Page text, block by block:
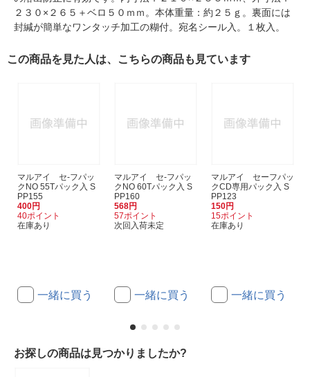
２３０×２６５＋ベロ５０ｍｍ。本体重量：約２５ｇ。裏面には
封緘が簡単なワンタッチ加工の糊付。宛名シール入。１枚入。
この商品を見た人は、こちらの商品も見ています
マルアイ セ-フパッ
クNO 55Tパック入 S
PP155
400円
40ポイント
在庫あり
一緒に買う
マルアイ セ-フパッ
クNO 60Tパック入 S
PP160
568円
57ポイント
次回入荷未定
一緒に買う
マルアイ セーフパッ
クCD専用パック入 S
PP123
150円
15ポイント
在庫あり
一緒に買う
お探しの商品は見つかりましたか?